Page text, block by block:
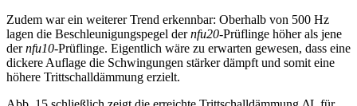
Zudem war ein weiterer Trend erkennbar: Oberhalb von 500 Hz
lagen die Beschleunigungspegel dernfu20-Prüflinge höher als jene
dernfu10-Prüflinge. Eigentlich wäre zu erwarten gewesen, dass eine
dickere Auflage die Schwingungen stärker dämpft und somit eine
höhere Trittschalldämmung erzielt.